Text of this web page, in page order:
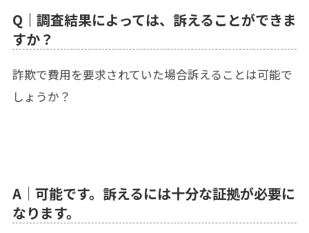
Q｜調査結果によっては、訴えることができま
すか？
詐欺で費用を要求されていた場合訴えることは可能で
しょうか？
A｜可能です。訴えるには十分な証拠が必要に
なります。